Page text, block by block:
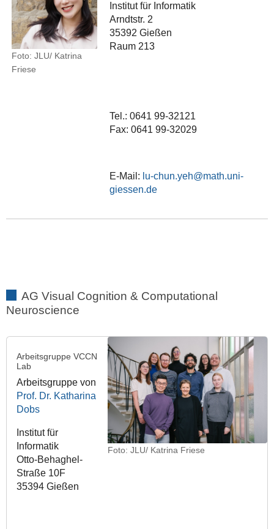
Foto: JLU/ Katrina
Friese
Institut für Informatik
Arndtstr. 2
35392 Gießen
Raum 213
Tel.: 0641 99-32121
Fax: 0641 99-32029
E-Mail: lu-chun.yeh
AG Visual Cognition & Computational
Neuroscience
Foto: JLU/ Katrina Friese
Arbeitsgruppe VCCN
Lab
Arbeitsgruppe von
Prof. Dr. Katharina
Dobs
Institut für
Informatik
Otto-Behaghel-
Straße 10F
35394 Gießen